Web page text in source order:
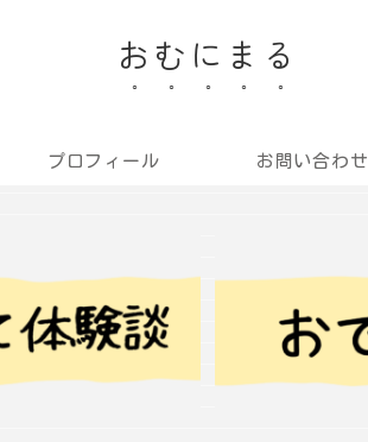
おむにまる
プロフィール お問い合わせ